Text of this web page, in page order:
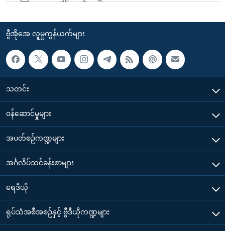
ဗွီအိုအေ လူမှုကွန်ယက်များ
သတင်း
၀န်ဆောင်မှုများ
အပတ်စဉ်ကဏ္ဍများ
အင်္ဂလိပ်သင်ခန်းစာများ
ရေဒီယို
ရုပ်သံအစီအစဉ်နှင့် ဗွီဒီယိုကဏ္ဍများ